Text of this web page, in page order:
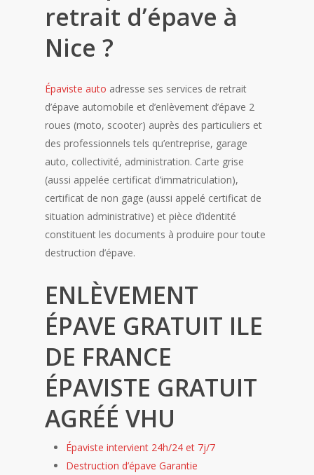
retrait d’épave à
Nice ?
Épaviste auto adresse ses services de retrait
d’épave automobile et d’enlèvement d’épave 2
roues (moto, scooter) auprès des particuliers et
des professionnels tels qu’entreprise, garage
auto, collectivité, administration. Carte grise
(aussi appelée certificat d’immatriculation),
certificat de non gage (aussi appelé certificat de
situation administrative) et pièce d’identité
constituent les documents à produire pour toute
destruction d’épave.
ENLÈVEMENT
ÉPAVE GRATUIT ILE
DE FRANCE
ÉPAVISTE GRATUIT
AGRÉÉ VHU
Épaviste intervient 24h/24 et 7j/7
Destruction d’épave Garantie